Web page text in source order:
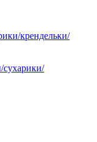
крендельки/